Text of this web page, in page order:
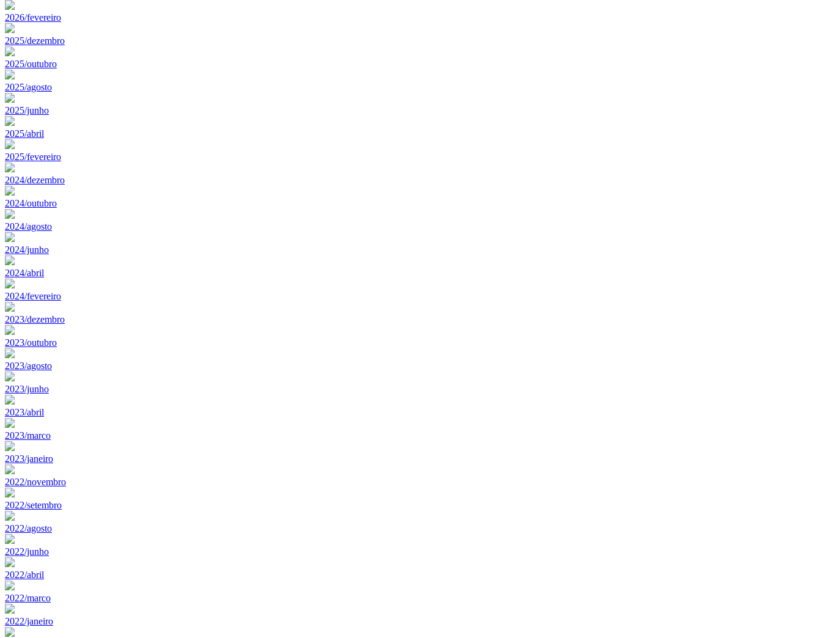
2026/fevereiro
2025/dezembro
2025/outubro
2025/agosto
2025/junho
2025/abril
2025/fevereiro
2024/dezembro
2024/outubro
2024/agosto
2024/junho
2024/abril
2024/fevereiro
2023/dezembro
2023/outubro
2023/agosto
2023/junho
2023/abril
2023/marco
2023/janeiro
2022/novembro
2022/setembro
2022/agosto
2022/junho
2022/abril
2022/marco
2022/janeiro